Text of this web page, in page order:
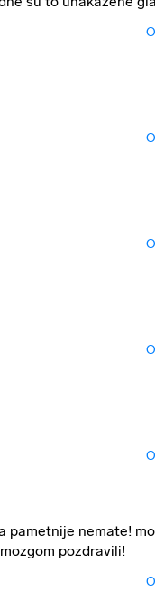
pametnije nemate!
pozdravili!